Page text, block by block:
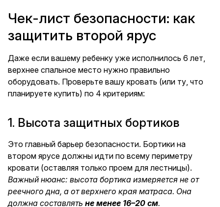
Чек-лист безопасности: как
защитить второй ярус
Даже если вашему ребенку уже исполнилось 6 лет,
верхнее спальное место нужно правильно
оборудовать. Проверьте вашу кровать (или ту, что
планируете купить) по 4 критериям:
1. Высота защитных бортиков
Это главный барьер безопасности. Бортики на
втором ярусе должны идти по всему периметру
кровати (оставляя только проем для лестницы).
Важный нюанс: высота бортика измеряется не от
реечного дна, а от верхнего края матраса. Она
должна составлять не менее 16–20 см.